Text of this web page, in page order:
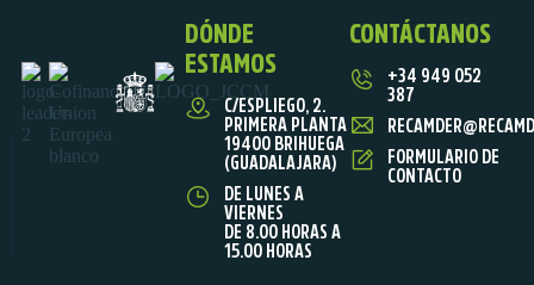
DÓNDE
ESTAMOS
C/ESPLIEGO, 2.
PRIMERA PLANTA
19400 BRIHUEGA
(GUADALAJARA)
DE LUNES A
VIERNES
DE 8.00 HORAS A
15.00 HORAS
CONTÁCTANOS
+34 949 052
387
FORMULARIO DE
CONTACTO